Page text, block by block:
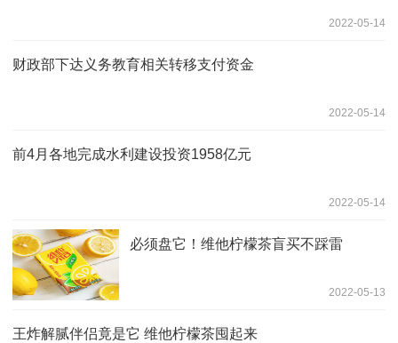
2022-05-14
财政部下达义务教育相关转移支付资金
2022-05-14
前4月各地完成水利建设投资1958亿元
2022-05-14
必须盘它！维他柠檬茶盲买不踩雷
2022-05-13
王炸解腻伴侣竟是它 维他柠檬茶囤起来